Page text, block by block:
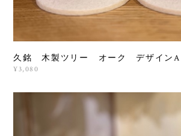
久銘 木製ツリー オーク デザインA
¥3,080